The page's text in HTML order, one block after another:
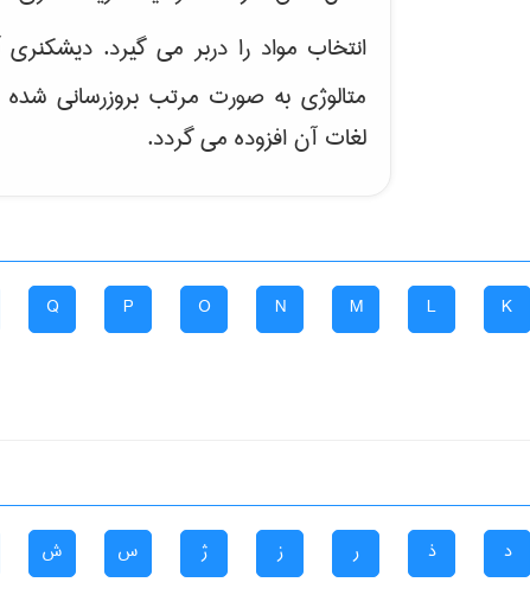
انتخاب مواد را دربر می گیرد. دیشکنری
متالوژی به صورت مرتب بروزرسانی
لغات آن افزوده می گردد.
K
L
M
N
O
P
Q
د ذ ر ز ژ س ش